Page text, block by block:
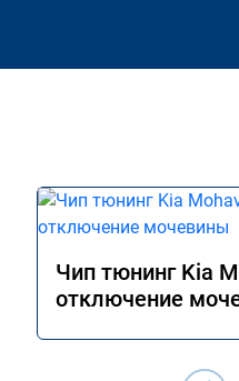
Чип тюнинг Kia
отключение